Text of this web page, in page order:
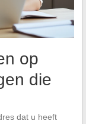
op
die
dat u heeft